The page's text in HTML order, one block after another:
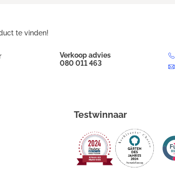
te vinden!
Verkoop advies
080 011 463
Testwinnaar